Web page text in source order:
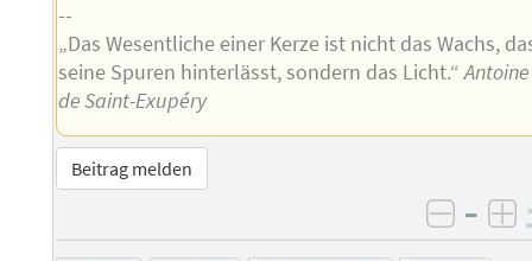
--
„Das Wesentliche einer Kerze ist nicht das Wachs,
seine Spuren hinterlässt, sondern das Licht.“Antoine
de Saint-Exupéry
Beitrag melden
–